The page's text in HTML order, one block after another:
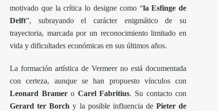
motivado que la crítica lo designe como “la Esfinge de
Delft”, subrayando el carácter enigmático de su
trayectoria, marcada por un reconocimiento limitado en
vida y dificultades económicas en sus últimos años.
La formación artística de Vermeer no está documentada
con certeza, aunque se han propuesto vínculos con
Leonard Bramero Carel Fabritius. Su contacto con
Gerard ter Borch y la posible influencia dePieter de